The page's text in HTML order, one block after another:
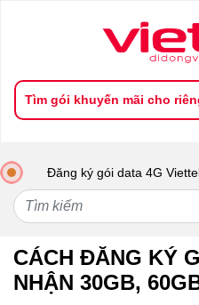
Hướng dẫn đăng ký gói
Tìm gói khuyến mãi cho
Đăng ký gói data 4G
CÁCH ĐĂNG KÝ
NHẬN 30GB,